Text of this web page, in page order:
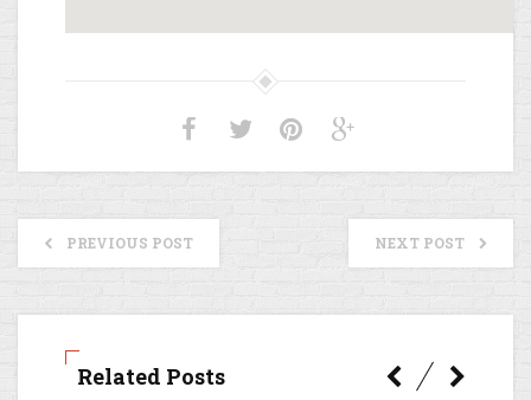
PREVIOUS POST NEXT POST
Related Posts